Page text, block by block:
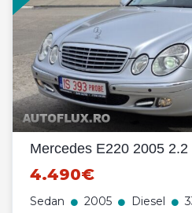
4.490€
Sedan 2005 Diesel